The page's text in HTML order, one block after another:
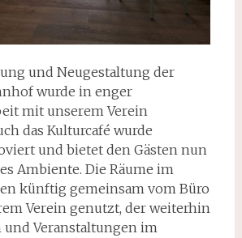
und Neugestaltung der
wurde in enger
mit unserem Verein
das Kulturcafé wurde
und bietet den Gästen nun
Ambiente. Die Räume im
künftig gemeinsam vom Büro
Verein genutzt, der weiterhin
Veranstaltungen im